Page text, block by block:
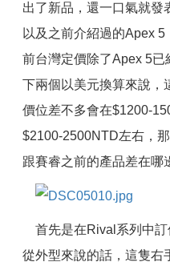
出了新品，還一口氣就發
以及之前介紹過的Apex
前台灣定價除了Apex 5已
下兩個以美元換算來說，
價位差不多會在$1200-
$2100-2500NTD左右，
跟賽睿之前的產品差在哪
首先是在Rival系列中訂
從外型來說的話，這隻右